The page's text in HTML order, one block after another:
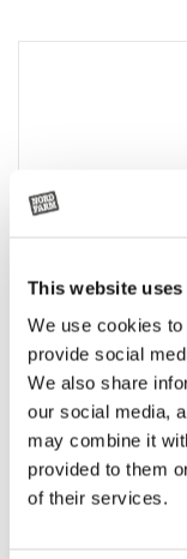
This website
We use cookies
provide social
We also share
our social media,
may combine it
provided to them
of their services.
Rotor, komplett med
OR80013456G
(ex. moms)